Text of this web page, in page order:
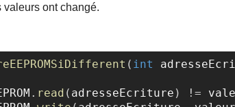
valeurs ont changé.
( int
. read ( adresseEcriture ) !=